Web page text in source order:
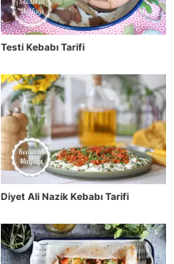
Testi Kebabı Tarifi
Diyet Ali Nazik Kebabı Tarifi